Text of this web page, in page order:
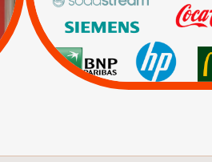
Mehadrin | PUMA
Sodastream
Visuels, tracts,
affiches,...